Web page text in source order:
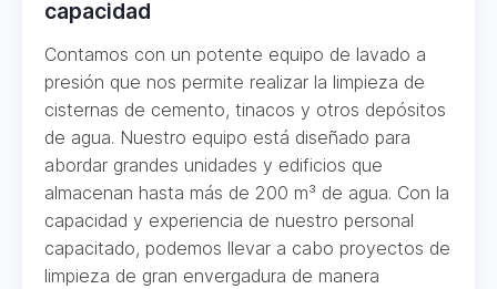
capacidad
Contamos con un potente equipo de lavado a
presión que nos permite realizar la limpieza de
cisternas de cemento, tinacos y otros depósitos
de agua. Nuestro equipo está diseñado para
abordar grandes unidades y edificios que
almacenan hasta más de 200 m³ de agua. Con la
capacidad y experiencia de nuestro personal
capacitado, podemos llevar a cabo proyectos de
limpieza de gran envergadura de manera